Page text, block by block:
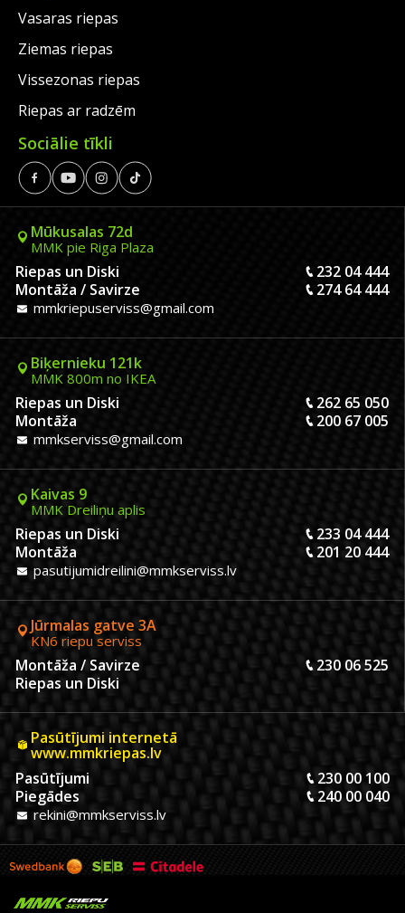
Vasaras riepas
Ziemas riepas
Vissezonas riepas
Riepas ar radzēm
Sociālie tīkli
Mūkusalas 72d
MMK pie Riga Plaza
Riepas un Diski
232 04 444
Montāža / Savirze
274 64 444
mmkriepuserviss@gmail.com
Biķernieku 121k
MMK 800m no IKEA
Riepas un Diski
262 65 050
Montāža
200 67 005
mmkserviss@gmail.com
Kaivas 9
MMK Dreiliņu aplis
Riepas un Diski
233 04 444
Montāža
201 20 444
pasutijumidreilini@mmkserviss.lv
Jūrmalas gatve 3A
KN6 riepu serviss
Montāža / Savirze
230 06 525
Riepas un Diski
Pasūtījumi internetā
www.mmkriepas.lv
Pasūtījumi
230 00 100
Piegādes
240 00 040
rekini@mmkserviss.lv